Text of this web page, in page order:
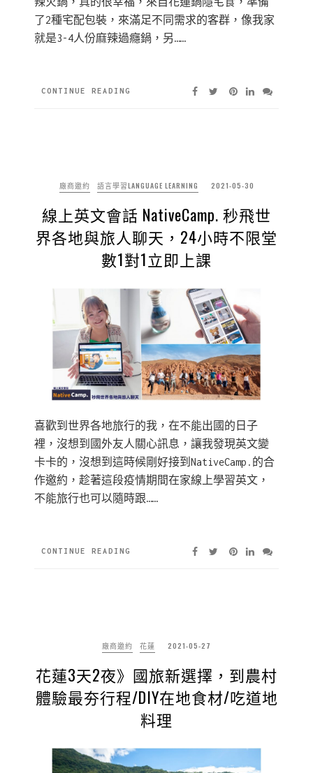
了2種宅配包裝，來滿足不同需求的客群，像我家
就是3-4人份麻辣過癮鍋，另……
CONTINUE READING
廠商邀約 語言學習LANGUAGE LEARNING 2021-05-30
線上英文會話 NativeCamp. 秒飛世
界各地與旅人聊天，24小時不限堂
數1對1立即上課
喜歡到世界各地旅行的我，在不能出國的日子
裡，沒想到國外友人關心訊息，讓我發現英文變
卡卡的，沒想到這時候剛好接到NativeCamp.的合
作邀約，趁著這段疫情期間在家線上學習英文，
不能旅行也可以隨時跟……
CONTINUE READING
廠商邀約 花蓮 2021-05-27
花蓮3天2夜》國旅新選擇，到農村
體驗最夯行程/DIY在地食材/吃道地
料理